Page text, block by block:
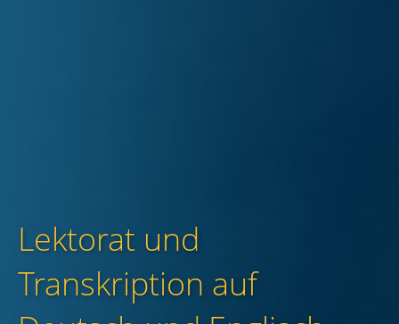
Lektorat und
Transkription auf